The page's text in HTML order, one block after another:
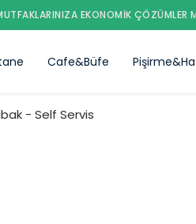
EKONOMIK ÇÖZÜMLER
Cafe&Büfe
- Self Servis